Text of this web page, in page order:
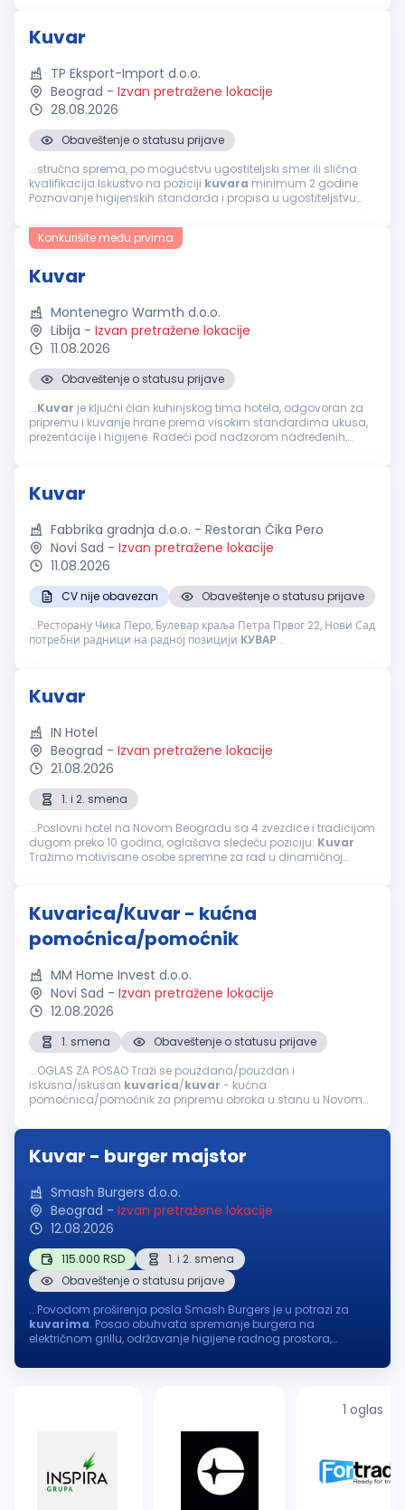
Kuvar
TP Eksport-Import d.o.o.
Beograd - Izvan pretražene lokacije
28.08.2026
Obaveštenje o statusu prijave
...stručna sprema, po mogućstvu ugostiteljski smer ili slična
kvalifikacija Iskustvo na poziciji kuvara minimum 2 godine
Poznavanje higijenskih standarda i propisa u ugostiteljstvu
spremnost na rad...
Konkurišite među prvima
Kuvar
Montenegro Warmth d.o.o.
Libija - Izvan pretražene lokacije
11.08.2026
Obaveštenje o statusu prijave
...Kuvar je ključni član kuhinjskog tima hotela, odgovoran za
pripremu i kuvanje hrane prema visokim standardima ukusa,
prezentacije i higijene. Radeći pod nadzorom nadređenih,
Kuvar
Fabbrika gradnja d.o.o. - Restoran Čika Pero
Novi Sad - Izvan pretražene lokacije
11.08.2026
CV nije obavezan
Obaveštenje o statusu prijave
...Ресторану Чика Перо, Булевар краља Петра Првог 22, Нови Сад
потребни радници на радној позицији КУВАР...
Kuvar
IN Hotel
Beograd - Izvan pretražene lokacije
21.08.2026
1. i 2. smena
...Poslovni hotel na Novom Beogradu sa 4 zvezdice i tradicijom
dugom preko 10 godina, oglašava sledeću poziciju: Kuvar
Tražimo motivisane osobe spremne za rad u dinamičnoj
Kuvarica/Kuvar - kućna
pomoćnica/pomoćnik
MM Home Invest d.o.o.
Novi Sad - Izvan pretražene lokacije
12.08.2026
1. smena
Obaveštenje o statusu prijave
...OGLAS ZA POSAO Traži se pouzdana/pouzdan i
iskusna/iskusan kuvarica/kuvar - kućna
pomoćnica/pomoćnik za pripremu obroka u stanu u Novom
i raznovrsnih jela (doručak i ručak). Nabavka...
Kuvar - burger majstor
Smash Burgers d.o.o.
Beograd - Izvan pretražene lokacije
12.08.2026
115.000 RSD
1. i 2. smena
Obaveštenje o statusu prijave
...Povodom proširenja posla Smash Burgers je u potrazi za
kuvarima. Posao obuhvata spremanje burgera na
električnom grillu, održavanje higijene radnog prostora,
smene: I smena...
1 oglas